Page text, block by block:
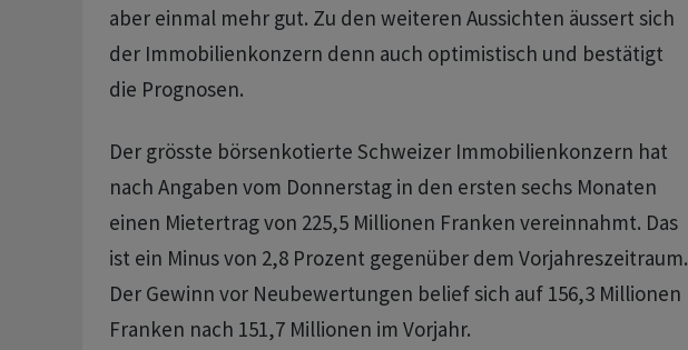
aber einmal mehr gut. Zu den weiteren Aussichten äussert sich
der Immobilienkonzern denn auch optimistisch und bestätigt
die Prognosen.
Der grösste börsenkotierte Schweizer Immobilienkonzern hat
nach Angaben vom Donnerstag in den ersten sechs Monaten
einen Mietertrag von 225,5 Millionen Franken vereinnahmt. Das
ist ein Minus von 2,8 Prozent gegenüber dem Vorjahreszeitraum.
Der Gewinn vor Neubewertungen belief sich auf 156,3 Millionen
Franken nach 151,7 Millionen im Vorjahr.